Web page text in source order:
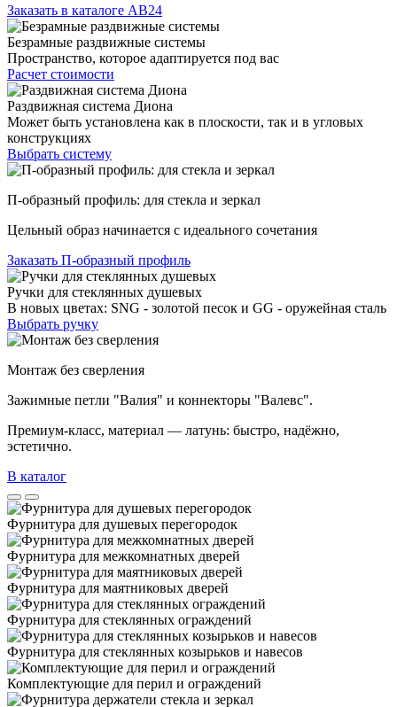
Заказать в каталоге АВ24
Безрамные раздвижные системы
Пространство, которое адаптируется под вас
Расчет стоимости
Раздвижная система Диона
Может быть установлена как в плоскости, так и в угловых
конструкциях
Выбрать систему
П-образный профиль: для стекла и зеркал
Цельный образ начинается с идеального сочетания
Заказать П-образный профиль
Ручки для стеклянных душевых
В новых цветах: SNG - золотой песок и GG - оружейная сталь
Выбрать ручку
Монтаж без сверления
Зажимные петли "Валия" и коннекторы "Валевс".
Премиум‑класс, материал — латунь: быстро, надёжно,
эстетично.
В каталог
Фурнитура для душевых перегородок
Фурнитура для межкомнатных дверей
Фурнитура для маятниковых дверей
Фурнитура для стеклянных ограждений
Фурнитура для стеклянных козырьков и навесов
Комплектующие для перил и ограждений